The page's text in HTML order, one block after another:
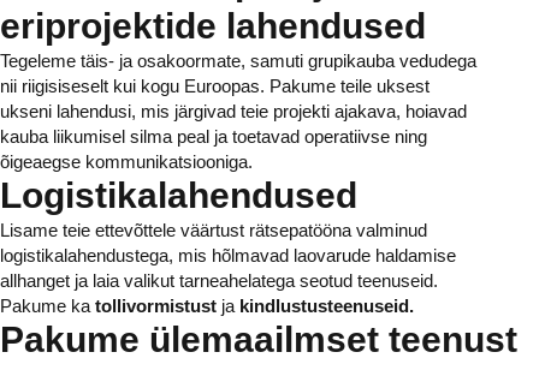
eriprojektide lahendused
Tegeleme täis- ja osakoormate, samuti grupikauba vedudega
nii riigisiseselt kui kogu Euroopas. Pakume teile uksest
ukseni lahendusi, mis järgivad teie projekti ajakava, hoiavad
kauba liikumisel silma peal ja toetavad operatiivse ning
õigeaegse kommunikatsiooniga.
Logistikalahendused
Lisame teie ettevõttele väärtust rätsepatööna valminud
logistikalahendustega, mis hõlmavad laovarude haldamise
allhanget ja laia valikut tarneahelatega seotud teenuseid.
Pakume ka tollivormistust ja kindlustusteenuseid.
Pakume ülemaailmset teenust